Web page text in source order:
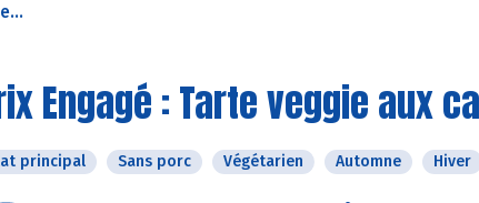
Engagé : Tarte veggie aux
principal Sans porc Végétarien Automne Hiver